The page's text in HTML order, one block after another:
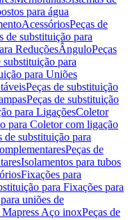
para água
AcessóriosPeças de
de substituição para
ReduçõesÂnguloPeças
substituição para
para Uniões
Peças de substituição
Peças de substituição
para LigaçõesColetor
para Coletor com ligação
de substituição para
Peças de
Isolamentos para tubos
Fixações para
para Fixações para
uniões de
Aço inoxPeças de